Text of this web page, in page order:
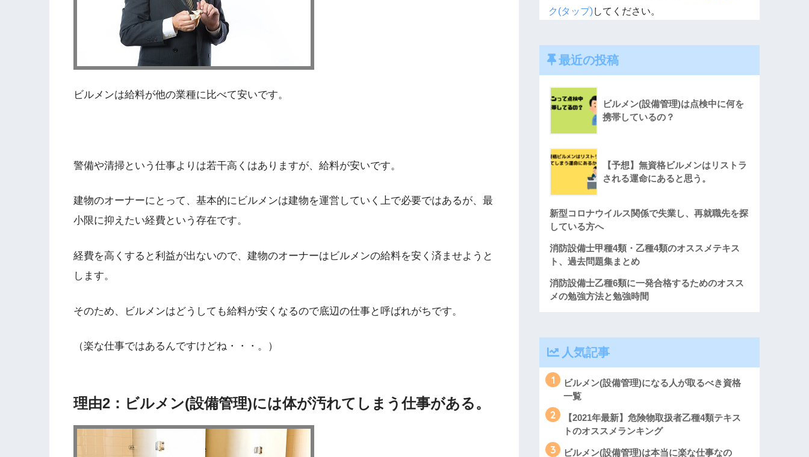
ビルメンは給料が他の業種に比べて安いです。
警備や清掃という仕事よりは若干高くはありますが、給料が安いです。
建物のオーナーにとって、基本的にビルメンは建物を運営していく上で必要ではあるが、最
小限に抑えたい経費という存在です。
経費を高くすると利益が出ないので、建物のオーナーはビルメンの給料を安く済ませようと
します。
そのため、ビルメンはどうしても給料が安くなるので底辺の仕事と呼ばれがちです。
（楽な仕事ではあるんですけどね・・・。）
理由2：ビルメン(設備管理)には体が汚れてしまう仕事がある。
ク(タップ)してください。
最近の投稿
ビルメン(設備管理)は点検中に何を
携帯しているの？
【予想】無資格ビルメンはリストラ
される運命にあると思う。
新型コロナウイルス関係で失業し、再就職先を探
している方へ
消防設備士甲種4類・乙種4類のオススメテキス
ト、過去問題集まとめ
消防設備士乙種6類に一発合格するためのオスス
メの勉強方法と勉強時間
人気記事
1
ビルメン(設備管理)になる人が取るべき資格
一覧
2
【2021年最新】危険物取扱者乙種4類テキス
トのオススメランキング
3 ビルメン(設備管理)は本当に楽な仕事なの